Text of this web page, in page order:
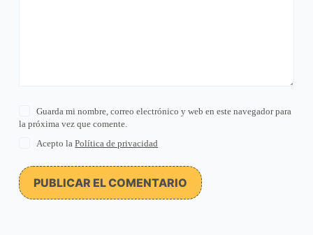
Guarda mi nombre, correo electrónico y web en este navegador para
la próxima vez que comente.
Acepto laPolítica de privacidad
PUBLICAR EL COMENTARIO